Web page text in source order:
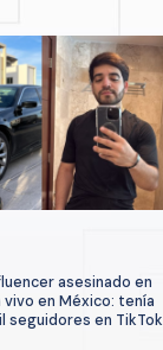
asesinado en
en México: tenía
seguidores en TikTok